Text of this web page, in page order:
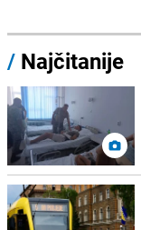
/ Najčitanije